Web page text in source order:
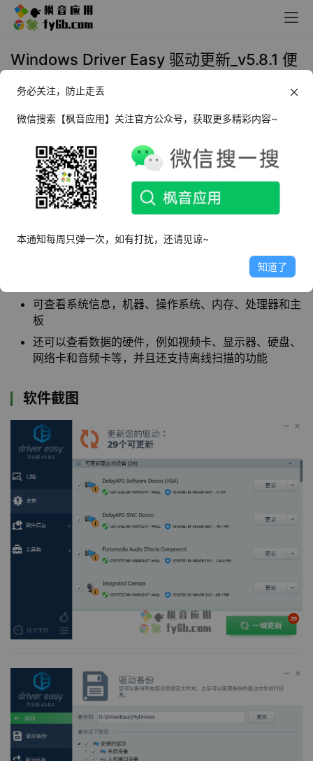
Windows Driver Easy 驱动更新_v5.8.1 便
2023年7月20日 10:49 装机必备
Driver Easy
是一款硬件驱动程序下载管理应用软
件，可以帮助用户查看系统信息，机器、操作系
统、内存、处理器和主板等功能。
可查看系统信息，机器、操作系统、内存、处理器和主
板
还可以查看数据的硬件，例如视频卡、显示器、硬盘、
网络卡和音频卡等，并且还支持离线扫描的功能
软件截图
务必关注，防止走丢
微信搜索【枫音应用】关注官方公众号，获取更多精彩内容~
本通知每周只弹一次，如有打扰，还请见谅~
知道了